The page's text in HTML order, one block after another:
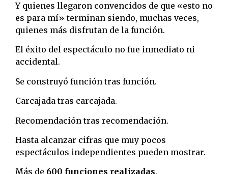
Y quienes llegaron convencidos de que «esto no
es para mí» terminan siendo, muchas veces,
quienes más disfrutan de la función.
El éxito del espectáculo no fue inmediato ni
accidental.
Se construyó función tras función.
Carcajada tras carcajada.
Recomendación tras recomendación.
Hasta alcanzar cifras que muy pocos
espectáculos independientes pueden mostrar.
Más de 600 funciones realizadas.